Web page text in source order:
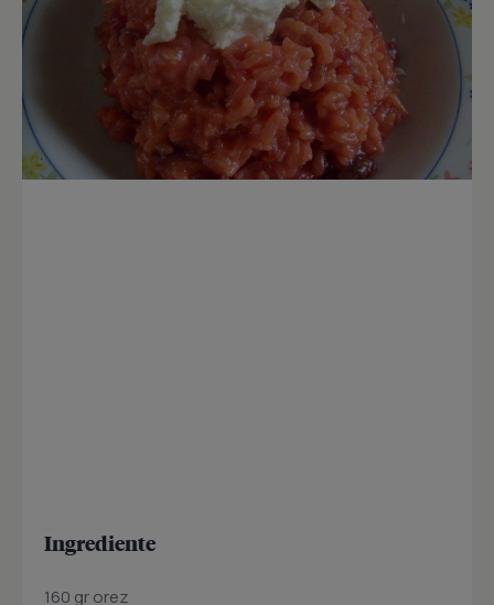
Ingrediente
160 gr orez